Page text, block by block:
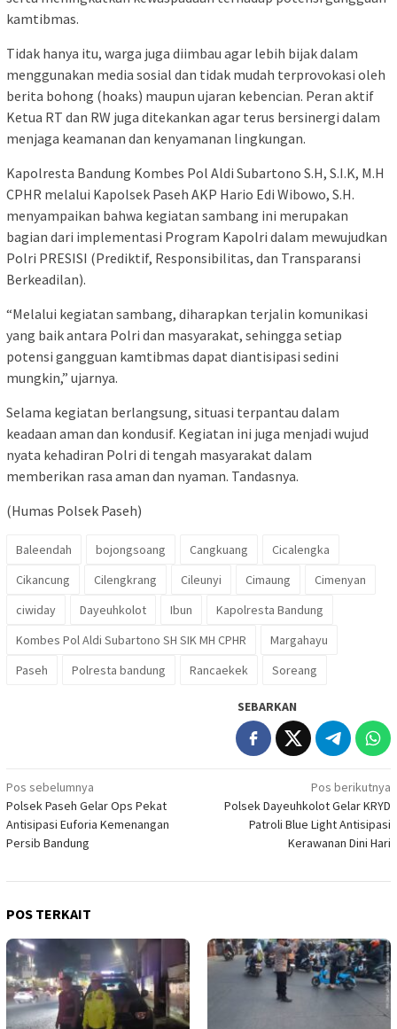
kamtibmas.
Tidak hanya itu, warga juga diimbau agar lebih bijak dalam
menggunakan media sosial dan tidak mudah terprovokasi oleh
berita bohong (hoaks) maupun ujaran kebencian. Peran aktif
Ketua RT dan RW juga ditekankan agar terus bersinergi dalam
menjaga keamanan dan kenyamanan lingkungan.
Kapolresta Bandung Kombes Pol Aldi Subartono S.H, S.I.K, M.H
CPHR melalui Kapolsek Paseh AKP Hario Edi Wibowo, S.H.
menyampaikan bahwa kegiatan sambang ini merupakan
bagian dari implementasi Program Kapolri dalam mewujudkan
Polri PRESISI (Prediktif, Responsibilitas, dan Transparansi
Berkeadilan).
“Melalui kegiatan sambang, diharapkan terjalin komunikasi
yang baik antara Polri dan masyarakat, sehingga setiap
potensi gangguan kamtibmas dapat diantisipasi sedini
mungkin,” ujarnya.
Selama kegiatan berlangsung, situasi terpantau dalam
keadaan aman dan kondusif. Kegiatan ini juga menjadi wujud
nyata kehadiran Polri di tengah masyarakat dalam
memberikan rasa aman dan nyaman. Tandasnya.
(Humas Polsek Paseh)
Baleendah bojongsoang Cangkuang
Cicalengka
Cikancung
Cilengkrang Cileunyi Cimaung
Cimenyan
ciwiday
Dayeuhkolot Ibun
Kapolresta Bandung
Kombes Pol Aldi Subartono SH SIK MH CPHR
Margahayu
Paseh
Polresta bandung Rancaekek Soreang
SEBARKAN
Navigasi
pos
Pos sebelumnya
Polsek Paseh Gelar Ops Pekat
Antisipasi Euforia Kemenangan
Persib Bandung
Pos berikutnya
Polsek Dayeuhkolot Gelar KRYD
Patroli Blue Light Antisipasi
Kerawanan Dini Hari
POS TERKAIT